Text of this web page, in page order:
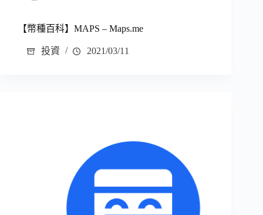
【幣種百科】MAPS – Maps.me
投資 2021/03/11